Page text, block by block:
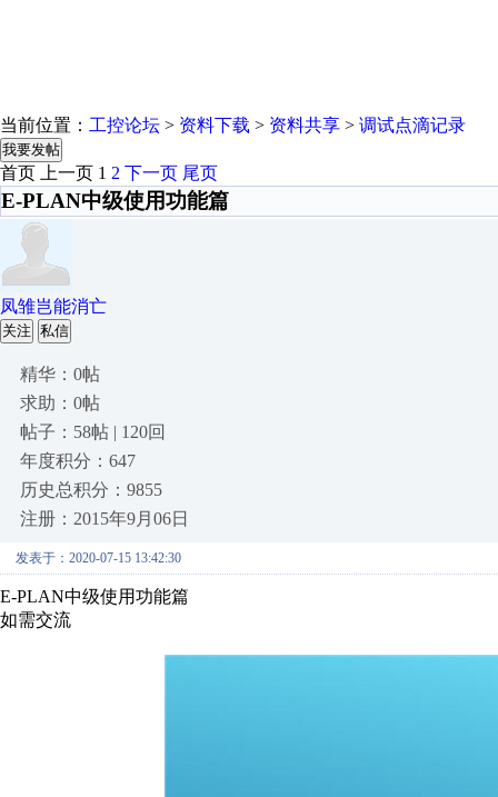
当前位置： 工控论坛 > 资料下载 > 资料共享 > 调试点滴记录
我要发帖
首页 上一页 1 2 下一页 尾页
E-PLAN中级使用功能篇
凤雏岂能消亡
关注 私信
精华：0帖
求助：0帖
帖子：58帖 | 120回
年度积分：647
历史总积分：9855
注册：2015年9月06日
发表于：2020-07-15 13:42:30
E-PLAN中级使用功能篇
如需交流